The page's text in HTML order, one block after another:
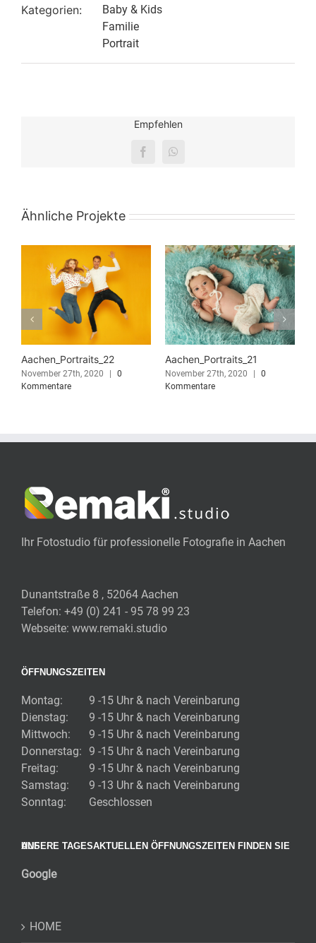
Kategorien:
Baby & Kids
Familie
Portrait
Empfehlen
FacebookWhatsApp
Ähnliche Projekte
Aachen_Portraits_22
November 27th, 2020
0
Kommentare
Aachen_Portraits_21
November 27th, 2020
0
Kommentare
Ihr Fotostudio für professionelle Fotografie in Aachen
Dunantstraße 8 , 52064 Aachen
Telefon: +49 (0) 241 - 95 78 99 23
Webseite: www.remaki.studio
ÖFFNUNGSZEITEN
Montag:
Dienstag:
Mittwoch:
Donnerstag:
Freitag:
Samstag:
Sonntag:
9 -15 Uhr & nach Vereinbarung
9 -15 Uhr & nach Vereinbarung
9 -15 Uhr & nach Vereinbarung
9 -15 Uhr & nach Vereinbarung
9 -15 Uhr & nach Vereinbarung
9 -13 Uhr & nach Vereinbarung
Geschlossen
UNSERE TAGESAKTUELLEN ÖFFNUNGSZEITEN FINDEN SIE AUF
Google
HOME